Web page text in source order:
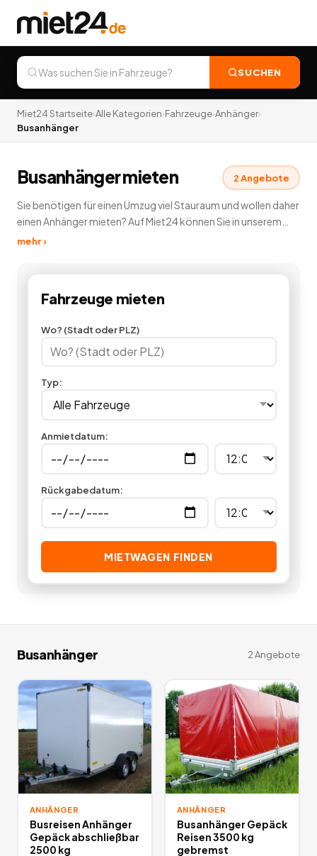
SUCHEN
Miet24 Startseite›Alle Kategorien›Fahrzeuge›Anhänger›
Busanhänger
Busanhänger mieten 2Angebote
Sie benötigen für einen Umzug viel Stauraum und wollen daher
einen Anhänger mieten? Auf Miet24 können Sie in unserem
Anhängerverleih günstig einen Anhänger mieten und
mieten. Wenn Sie einen Anhänger mieten können Sie jeden
Anhängervermietung einen Anhänger mieten und loslegen.
Angebotedeutschlandweit.
mehr ›
Fahrzeuge mieten
Wo? (Stadt oder PLZ)
Typ:
Anmietdatum:
Rückgabedatum:
MIETWAGEN FINDEN
Busanhänger 2Angebote
ANHÄNGER
Busreisen Anhänger
Gepäck abschließbar
2500 kg
ANHÄNGER
Busanhänger Gepäck
Reisen 3500 kg
gebremst